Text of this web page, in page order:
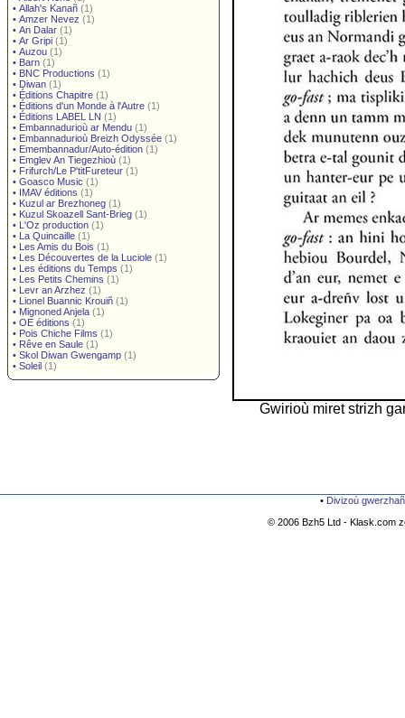
• Allah's Kanañ (1)
• Amzer Nevez (1)
• An Dalar (1)
• Ar Gripi (1)
• Auzou (1)
• Barn (1)
• BNC Productions (1)
• Diwan (1)
• Éditions Chapitre (1)
• Éditions d'un Monde à l'Autre (1)
• Éditions LABEL LN (1)
• Embannadurioù ar Mendu (1)
• Embannadurioù Breizh Odyssée (1)
• Emembannadur/Auto-édition (1)
• Emglev An Tiegezhioù (1)
• Frifurch/Le P'titFureteur (1)
• Goasco Music (1)
• IMAV éditions (1)
• Kuzul ar Brezhoneg (1)
• Kuzul Skoazell Sant-Brieg (1)
• L'Oz production (1)
• La Quincaille (1)
• Les Amis du Bois (1)
• Les Découvertes de la Luciole (1)
• Les éditions du Temps (1)
• Les Petits Chemins (1)
• Levr an Arzhez (1)
• Lionel Buannic Krouiñ (1)
• Mignoned Anjela (1)
• OE éditions (1)
• Pois Chiche Films (1)
• Rêve en Saule (1)
• Skol Diwan Gwengamp (1)
• Soleil (1)
Gwirioù miret strizh
• Divizoù
© 2006 Bzh5 Ltd - Klask.com